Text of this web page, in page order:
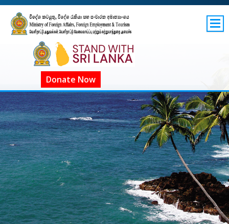
SITEMAP
GOV.LK
COVID-19 SL
COVID දැන්වීම්
Donate Now